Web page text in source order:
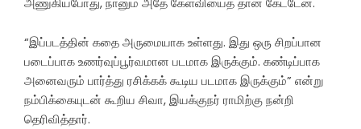
“இப்படத்தின் கதை அருமையாக உள்ளது. இது ஒரு சிறப்பான
படைப்பாக உணர்வுப்பூர்வமான படமாக இருக்கும். கண்டிப்பாக
அனைவரும் பார்த்து ரசிக்கக் கூடிய படமாக இருக்கும்” என்று
நம்பிக்கையுடன் கூறிய சிவா, இயக்குநர் ராமிற்கு நன்றி
தெரிவித்தார்.